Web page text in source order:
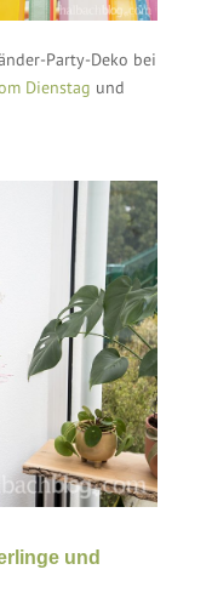
Party-Deko bei
Dienstag und
und